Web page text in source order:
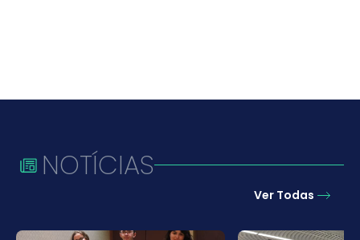
NOTÍCIAS
Ver Todas